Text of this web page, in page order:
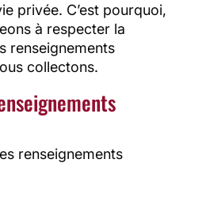
privée. C’est pourquoi,
à respecter la
renseignements
collectons.
renseignements